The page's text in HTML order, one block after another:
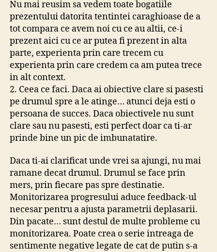
Nu mai reusim sa vedem toate bogatiile
prezentului datorita tentintei caraghioase de a
tot compara ce avem noi cu ce au altii, ce-i
prezent aici cu ce ar putea fi prezent in alta
parte, experienta prin care trecem cu
experienta prin care credem ca am putea trece
in alt context.
2. Ceea ce faci. Daca ai obiective clare si pasesti
pe drumul spre a le atinge… atunci deja esti o
persoana de succes. Daca obiectivele nu sunt
clare sau nu pasesti, esti perfect doar ca ti-ar
prinde bine un pic de imbunatatire.
Daca ti-ai clarificat unde vrei sa ajungi, nu mai
ramane decat drumul. Drumul se face prin
mers, prin fiecare pas spre destinatie.
Monitorizarea progresului aduce feedback-ul
necesar pentru a ajusta parametrii deplasarii.
Din pacate… sunt destul de multe probleme cu
monitorizarea. Poate crea o serie intreaga de
sentimente negative legate de cat de putin s-a